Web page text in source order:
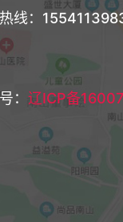
线：
： 辽ICP备